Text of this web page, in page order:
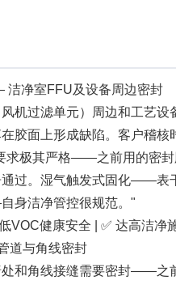
净室FFU及设备周边密封
风机过滤单元）周边和工艺
胶面上形成缺陷。客户稽
求极其严格——之前用的密
过。湿气触发式固化——表
身洁净管控很规范。"
VOC健康安全 | ✅ 达高洁净
道与角线密封
处和角线接缝需要密封——